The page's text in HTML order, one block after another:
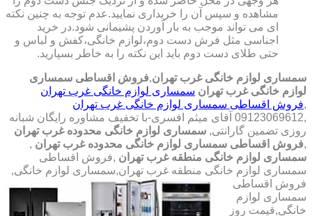
مشاهده و سپس آن را خریداری نمایید.عدم توجه به چنین نکته
ای می تواند موجب به بار آوردن پشیمانی شود.در خرید
اجناسی مثل فرش دست دوم،لوازم خانگی،کفش و لباس و
حتی طلای دست دوم باید این نکته را به خاطر بسپارید.
سمساری لوازم خانگی غرب تهران,فروش اقساطی سمساری
لوازم خانگی غرب تهران سمساری لوازم خانگی غرب تهران
,فروش اقساطی سمساری لوازم خانگی غرب تهران
,09123069612 آقای میثم افسری-با تخفیف مشاوره رایگان شبانه
روزی تضمین گارانتی, سمساری لوازم خانگی محدوده غرب تهران
,فروش اقساطی سمساری لوازم خانگی محدوده غرب تهران ,
سمساری لوازم خانگی منطقه غرب تهران ,فروش اقساطی
سمساری لوازم خانگی منطقه غرب تهران,سمساری لوازم خانگی,
فروش اقساطی
سمساری لوازم
خانگی,قیمت روز